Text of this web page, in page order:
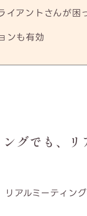
イアントさんが困
ンも有効
グでも、
アルミーティン